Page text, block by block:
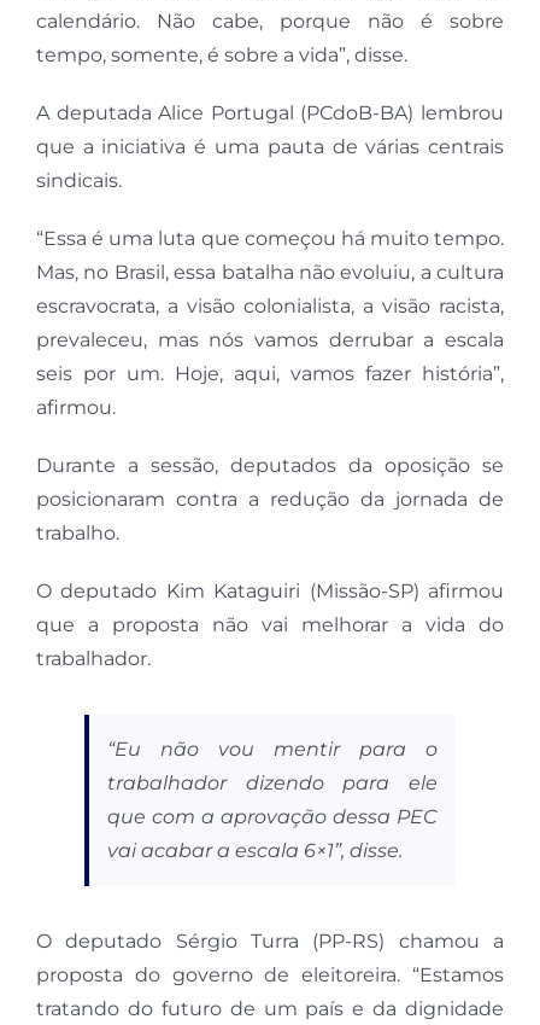
calendário. Não cabe, porque não é sobre
tempo, somente, é sobre a vida”, disse.
A deputada Alice Portugal (PCdoB-BA) lembrou
que a iniciativa é uma pauta de várias centrais
sindicais.
“Essa é uma luta que começou há muito tempo.
Mas, no Brasil, essa batalha não evoluiu, a cultura
escravocrata, a visão colonialista, a visão racista,
prevaleceu, mas nós vamos derrubar a escala
seis por um. Hoje, aqui, vamos fazer história”,
afirmou.
Durante a sessão, deputados da oposição se
posicionaram contra a redução da jornada de
trabalho.
O deputado Kim Kataguiri (Missão-SP) afirmou
que a proposta não vai melhorar a vida do
trabalhador.
“Eu não vou mentir para o
trabalhador dizendo para ele
que com a aprovação dessa PEC
vai acabar a escala 6×1”, disse.
O deputado Sérgio Turra (PP-RS) chamou a
proposta do governo de eleitoreira. “Estamos
tratando do futuro de um país e da dignidade